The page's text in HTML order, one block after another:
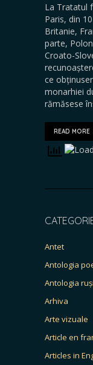
La Tratatul
Paris, din
Britanie,
parte,
Croato-
ce
monarhiei
rămăsese
READ MORE
Antet
Antologia
Antologia
Arhiva
Arte vizuale
Article en
Articles in